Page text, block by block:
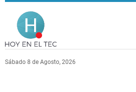
Pasar al contenido principal
Sábado 8 de Agosto, 2026